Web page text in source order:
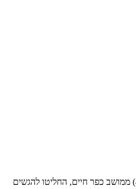
עופר רונן (45) ואיתמר וינשטיין (42) ממושב כפר חיים, החליטו להגשים